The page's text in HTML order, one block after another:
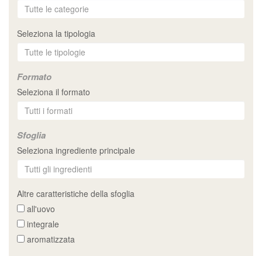
Seleziona la tipologia
Formato
Seleziona il formato
Sfoglia
Seleziona ingrediente principale
Altre caratteristiche della sfoglia
all'uovo
integrale
aromatizzata